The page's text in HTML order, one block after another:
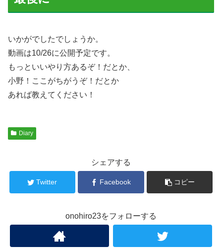
いかがでしたでしょうか。
動画は10/26に公開予定です。
もっといいやり方あるぞ！だとか、
小野！ここがちがうぞ！だとか
あれば教えてください！
Diary
シェアする
Twitter Facebook コピー
onohiro23をフォローする